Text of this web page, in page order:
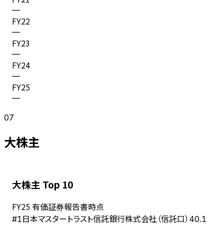
—
FY22
—
FY23
—
FY24
—
FY25
—
07
大株主
大株主 Top 10
FY25 有価証券報告書時点
#1日本マスタートラスト信託銀行株式会社（信託口） 40.1